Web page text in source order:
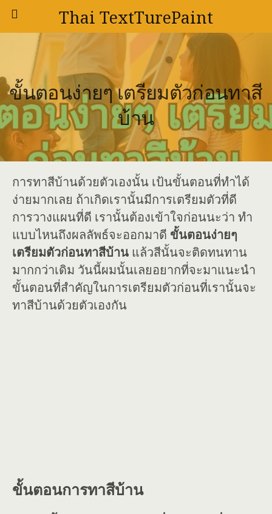
Thai TextTurePaint
ขั้นตอนง่ายๆ เตรียมตัวก่อนทาสี
บ้าน
การทาสีบ้านด้วยตัวเองนั้น เป้นขั้นตอนที่ทำได้
ง่ายมากเลย ถ้าเกิดเรานั้นมีการเตรียมตัวที่ดี
การวางแผนที่ดี เรานั้นต้องเข้าใจก่อนนะว่า ทำ
แบบไหนถึงผลลัพธ์จะออกมาดี ขั้นตอนง่ายๆ
เตรียมตัวก่อนทาสีบ้าน แล้วสีนั้นจะติดทนทาน
มากกว่าเดิม วันนี้ผมนั้นเลยอยากที่จะมาแนะนำ
ขั้นตอนที่สำคัญในการเตรียมตัวก่อนที่เรานั้นจะ
ทาสีบ้านด้วยตัวเองกัน
ขั้นตอนการทาสีบ้าน